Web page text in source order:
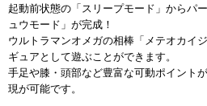
起動前状態の「スリープモード」からパ
ュウモード」が完成！
ウルトラマンオメガの相棒「メテオカイ
ギュアとして遊ぶことができます。
手足や膝・頭部など豊富な可動ポイント
現が可能です。